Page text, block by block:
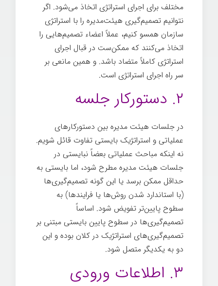
مختلف برای اجرای استراتژی اتخاذ می‌شود. اگر
نتوانیم تصمیم‌گیری هیئت‌مدیره را با استراتژی
سازمان همسو کنیم، عملاً اعضاء تصمیم‌هایی را
اتخاذ می‌کنند که ممکن‌ست در قبال اجرای
استراتژی کاملاً متضاد باشد. و همین مانعی بر
سر راه اجرای استراتژی است.
۲. دستورکار جلسه
در جلسات هیئت مدیره بین دستورکارهای
عملیاتی و استراتژیک بایستی تفاوت قائل شویم.
نه اینکه مباحث عملیاتی بعضاً نبایستی در
جلسات هیئت مدیره مطرح شود، اما بایستی به
حداقل ممکن برسد یا این گونه تصمیم‌گیری‌ها
(با استاندارد شدن روش‌ها یا فرایندها) به
سطوح پایین‌تر تفویض شود. اساساً
تصمیم‌گیری‌ها در سطوح پایین بایستی مبتنی بر
تصمیم‌گیری‌های استراتژیک در کلان بوده و این
دو به یکدیگر متصل شود.
۳. اطلاعات ورودی